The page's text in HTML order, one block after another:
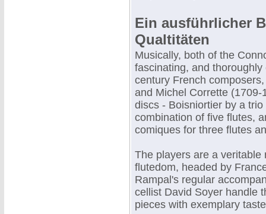
Ein ausführlicher
Qualtitäten
Musically, both of the
fascinating, and
century French
and Michel Corrette
discs - Boisniortier by a
combination of five flutes,
comiques for three flutes
The players are a
flutedom, headed by
Rampal's regular
cellist David Soyer handle
pieces with exemplary